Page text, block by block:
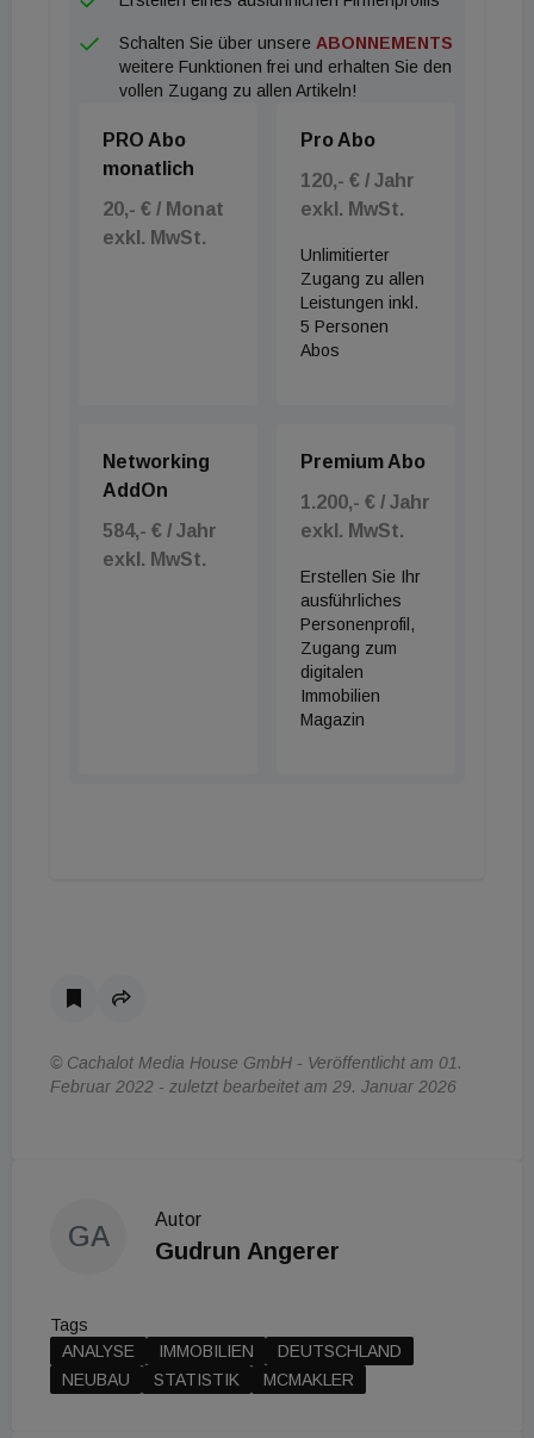
Schalten Sie über unsere ABONNEMENTS
weitere Funktionen frei und erhalten Sie den
vollen Zugang zu allen Artikeln!
PRO Abo
monatlich
20,- € / Monat
exkl. MwSt.
Pro Abo
120,- € / Jahr
exkl. MwSt.
Unlimitierter
Zugang zu allen
Leistungen inkl.
5 Personen
Abos
Networking
AddOn
584,- € / Jahr
exkl. MwSt.
Premium Abo
1.200,- € / Jahr
exkl. MwSt.
Erstellen Sie Ihr
ausführliches
Personenprofil,
Zugang zum
digitalen
Immobilien
Magazin
© Cachalot Media House GmbH - Veröffentlicht am 01.
Februar 2022 - zuletzt bearbeitet am 29. Januar 2026
GA
Autor
Gudrun Angerer
Tags
ANALYSE
IMMOBILIEN
DEUTSCHLAND
NEUBAU
STATISTIK MCMAKLER